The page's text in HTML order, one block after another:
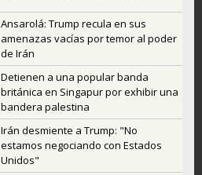
Ansarolá: Trump recula en sus
amenazas vacías por temor al poder
de Irán
Detienen a una popular banda
británica en Singapur por exhibir una
bandera palestina
Irán desmiente a Trump: "No
estamos negociando con Estados
Unidos"